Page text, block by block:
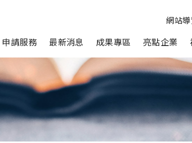
網站
申請服務 最新消息 成果專區 亮點企業